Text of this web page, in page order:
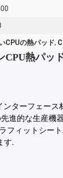
CPUの熱パッド,
CPU熱パッ
ンターフェー
進的な生産機
フィットシー
す.